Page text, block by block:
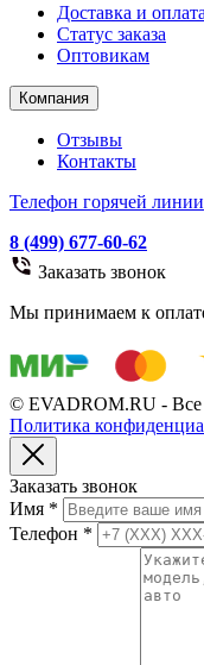
Доставка и оплата
Статус заказа
Оптовикам
Компания
Отзывы
Контакты
Телефон горячей линии
8 (499) 677-60-62
Заказать звонок
Мы принимаем к
© EVADROM.RU -
Политика
Заказать звонок
Имя *
Телефон *